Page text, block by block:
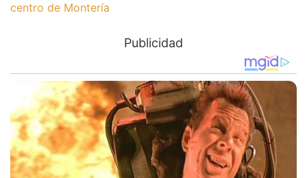
centro de Montería
Publicidad